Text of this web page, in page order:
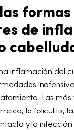
formas
de
inflamación del
Las más
la foliculitis,
y la